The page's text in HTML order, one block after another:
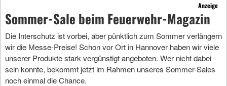
Anzeige
Sommer-Sale beim Feuerwehr-Magazin
Die Interschutz ist vorbei, aber pünktlich zum Sommer verlängern
wir die Messe-Preise! Schon vor Ort in Hannover haben wir viele
unserer Produkte stark vergünstigt angeboten. Wer nicht dabei
sein konnte, bekommt jetzt im Rahmen unseres Sommer-Sales
noch einmal die Chance.